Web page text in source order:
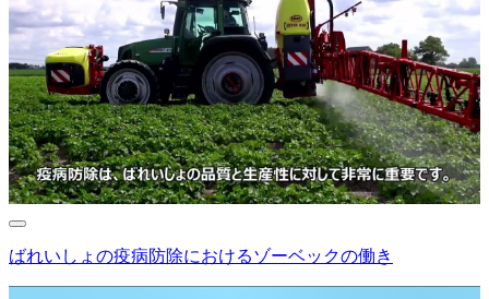
ばれいしょの疫病防除におけるゾーベックの働き